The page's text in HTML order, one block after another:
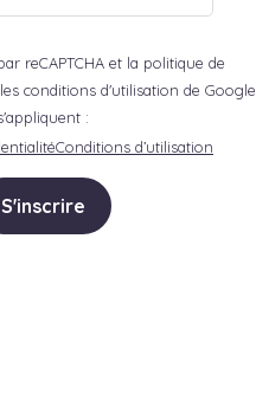
reCAPTCHA et la politique de
conditions d'utilisation de Google
:
Conditions d’utilisation
S'inscrire